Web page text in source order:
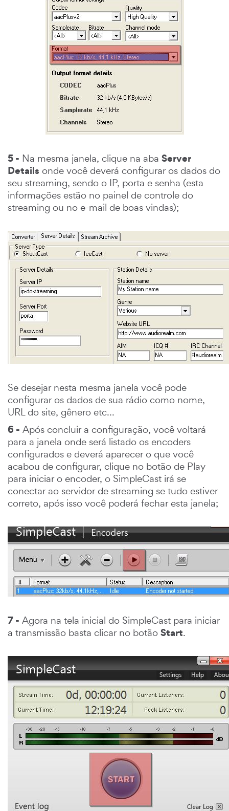
5 - Na mesma janela, clique na aba Server
Details onde você deverá configurar os dados do
seu streaming, sendo o IP, porta e senha (esta
informações estão no painel de controle do
streaming ou no e-mail de boas vindas);
Se desejar nesta mesma janela você pode
configurar os dados de sua rádio como nome,
URL do site, gênero etc...
6 - Após concluir a configuração, você voltará
para a janela onde será listado os encoders
configurados e deverá aparecer o que você
acabou de configurar, clique no botão de Play
para iniciar o encoder, o SimpleCast irá se
conectar ao servidor de streaming se tudo estiver
correto, após isso você poderá fechar esta janela;
7 - Agora na tela inicial do SimpleCast para iniciar
a transmissão basta clicar no botão Start.